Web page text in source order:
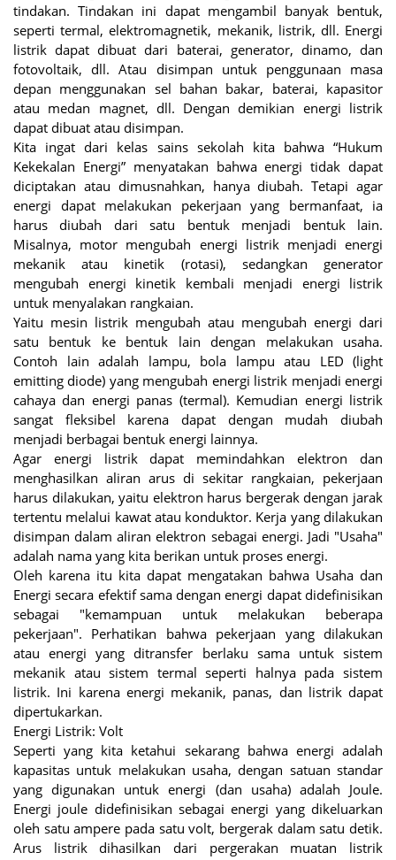
tindakan. Tindakan ini dapat mengambil banyak bentuk,
seperti termal, elektromagnetik, mekanik, listrik, dll. Energi
listrik dapat dibuat dari baterai, generator, dinamo, dan
fotovoltaik, dll. Atau disimpan untuk penggunaan masa
depan menggunakan sel bahan bakar, baterai, kapasitor
atau medan magnet, dll. Dengan demikian energi listrik
dapat dibuat atau disimpan.
Kita ingat dari kelas sains sekolah kita bahwa “Hukum
Kekekalan Energi” menyatakan bahwa energi tidak dapat
diciptakan atau dimusnahkan, hanya diubah. Tetapi agar
energi dapat melakukan pekerjaan yang bermanfaat, ia
harus diubah dari satu bentuk menjadi bentuk lain.
Misalnya, motor mengubah energi listrik menjadi energi
mekanik atau kinetik (rotasi), sedangkan generator
mengubah energi kinetik kembali menjadi energi listrik
untuk menyalakan rangkaian.
Yaitu mesin listrik mengubah atau mengubah energi dari
satu bentuk ke bentuk lain dengan melakukan usaha.
Contoh lain adalah lampu, bola lampu atau LED (light
emitting diode) yang mengubah energi listrik menjadi energi
cahaya dan energi panas (termal). Kemudian energi listrik
sangat fleksibel karena dapat dengan mudah diubah
menjadi berbagai bentuk energi lainnya.
Agar energi listrik dapat memindahkan elektron dan
menghasilkan aliran arus di sekitar rangkaian, pekerjaan
harus dilakukan, yaitu elektron harus bergerak dengan jarak
tertentu melalui kawat atau konduktor. Kerja yang dilakukan
disimpan dalam aliran elektron sebagai energi. Jadi "Usaha"
adalah nama yang kita berikan untuk proses energi.
Oleh karena itu kita dapat mengatakan bahwa Usaha dan
Energi secara efektif sama dengan energi dapat didefinisikan
sebagai "kemampuan untuk melakukan beberapa
pekerjaan". Perhatikan bahwa pekerjaan yang dilakukan
atau energi yang ditransfer berlaku sama untuk sistem
mekanik atau sistem termal seperti halnya pada sistem
listrik. Ini karena energi mekanik, panas, dan listrik dapat
dipertukarkan.
Energi Listrik: Volt
Seperti yang kita ketahui sekarang bahwa energi adalah
kapasitas untuk melakukan usaha, dengan satuan standar
yang digunakan untuk energi (dan usaha) adalah Joule.
Energi joule didefinisikan sebagai energi yang dikeluarkan
oleh satu ampere pada satu volt, bergerak dalam satu detik.
Arus listrik dihasilkan dari pergerakan muatan listrik